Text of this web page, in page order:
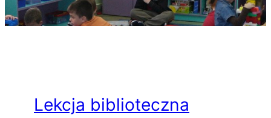
Lekcja biblioteczna